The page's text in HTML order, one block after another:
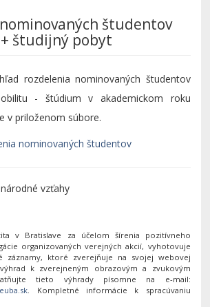
študentov
študijný pobyt
rozdelenia nominovaných študentov
- štúdium v akademickom roku
v priloženom súbore.
nominovaných študentov
vzťahy
v Bratislave za účelom šírenia pozitívneho
organizovaných verejných akcií, vyhotovuje
záznamy, ktoré zverejňuje na svojej webovej
k zverejneným obrazovým a zvukovým
tieto výhrady písomne na e-mail:
. Kompletné informácie k spracúvaniu